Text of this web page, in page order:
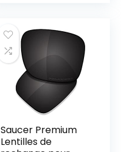
Saucer Premium
Lentilles de